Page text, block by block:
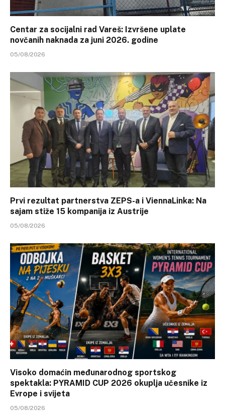
Centar za socijalni rad Vareš: Izvršene uplate
novčanih naknada za juni 2026. godine
05/08/2026
Prvi rezultat partnerstva ZEPS-a i ViennaLinka: Na
sajam stiže 15 kompanija iz Austrije
05/08/2026
Visoko domaćin međunarodnog sportskog
spektakla: PYRAMID CUP 2026 okuplja učesnike iz
Evrope i svijeta
05/08/2026